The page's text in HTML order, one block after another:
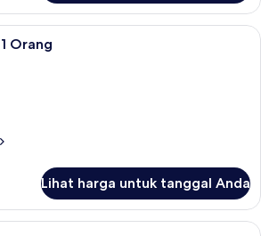
Minibar, brankas, ruang kerja ramah
Orang
Lihat harga untuk tanggal Anda
Minibar, brankas, ruang kerja ramah